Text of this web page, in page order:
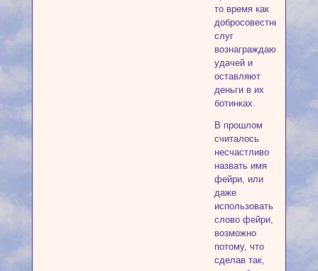
то время как
добросовестных
слуг
вознаграждают
удачей и
оставляют
деньги в их
ботинках.
В прошлом
считалось
несчастливо
назвать имя
фейри, или
даже
использовать
слово фейри,
возможно
потому, что
сделав так,